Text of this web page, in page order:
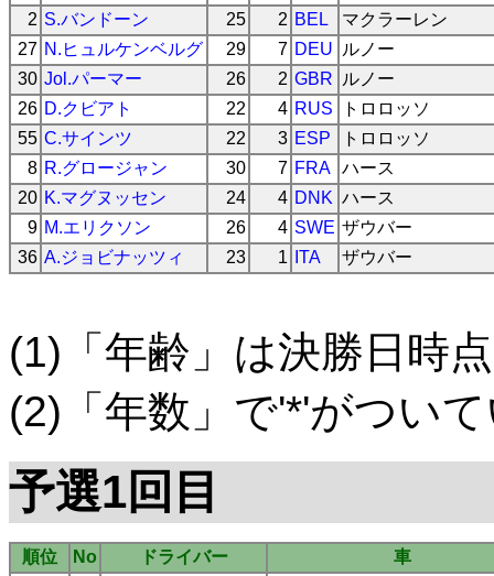
2 S.バンドーン 25 2 BEL
マクラーレン
27 N.ヒュルケンベルグ 29 7 DEU
ルノー
30 Jol.パーマー 26 2 GBR
ルノー
26 D.クビアト 22 4 RUS
トロロッソ
55 C.サインツ 22 3 ESP
トロロッソ
8 R.グロージャン 30 7 FRA ハース
20 K.マグヌッセン 24 4 DNK ハース
9 M.エリクソン 26 4 SWE ザウバー
36 A.ジョビナッツィ 23 1 ITA ザウバー
(1)「年齢」は決勝日時点
(2)「年数」で'*'がつい
予選1回目
順位 No ドライバー
車